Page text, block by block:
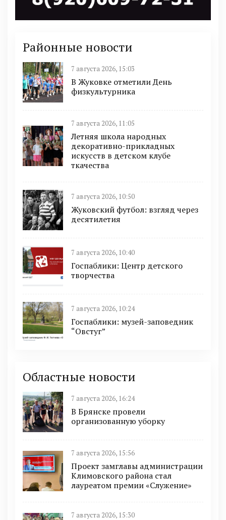
Районные новости
7 августа 2026, 15:03
В Жуковке отметили День
физкультурника
7 августа 2026, 11:05
Летняя школа народных
декоративно-прикладных
искусств в детском клубе
ткачества
7 августа 2026, 10:50
Жуковский футбол: взгляд через
десятилетия
7 августа 2026, 10:40
Госпаблики: Центр детского
творчества
7 августа 2026, 10:24
Госпаблики: музей-заповедник
“Овстуг”
Областные новости
7 августа 2026, 16:24
В Брянске провели
организованную уборку
7 августа 2026, 15:56
Проект замглавы администрации
Климовского района стал
лауреатом премии «Служение»
7 августа 2026, 15:30